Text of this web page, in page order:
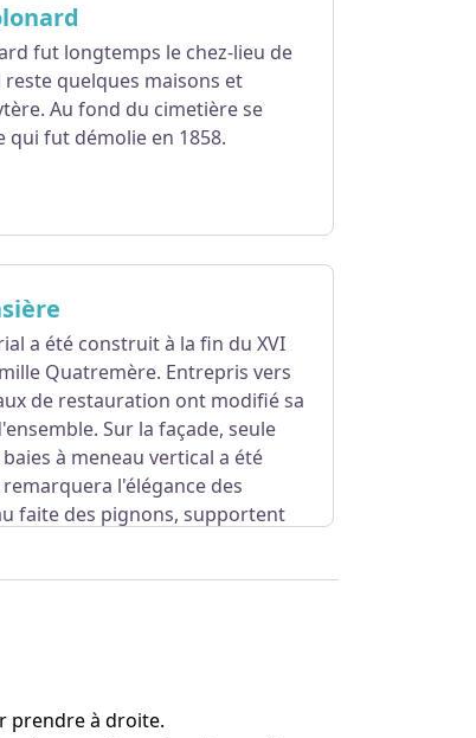
terres de la seigneurie de la
la partie sud-ouest, de
extraction de silex destinés à
fut longtemps le chez-lieu de
reste quelques maisons et
Au fond du cimetière se
qui fut démolie en 1858.
a été construit à la fin du XVI
Quatremère. Entrepris vers
de restauration ont modifié sa
Sur la façade, seule
à meneau vertical a été
l'élégance des
faite des pignons, supportent
prendre à droite.